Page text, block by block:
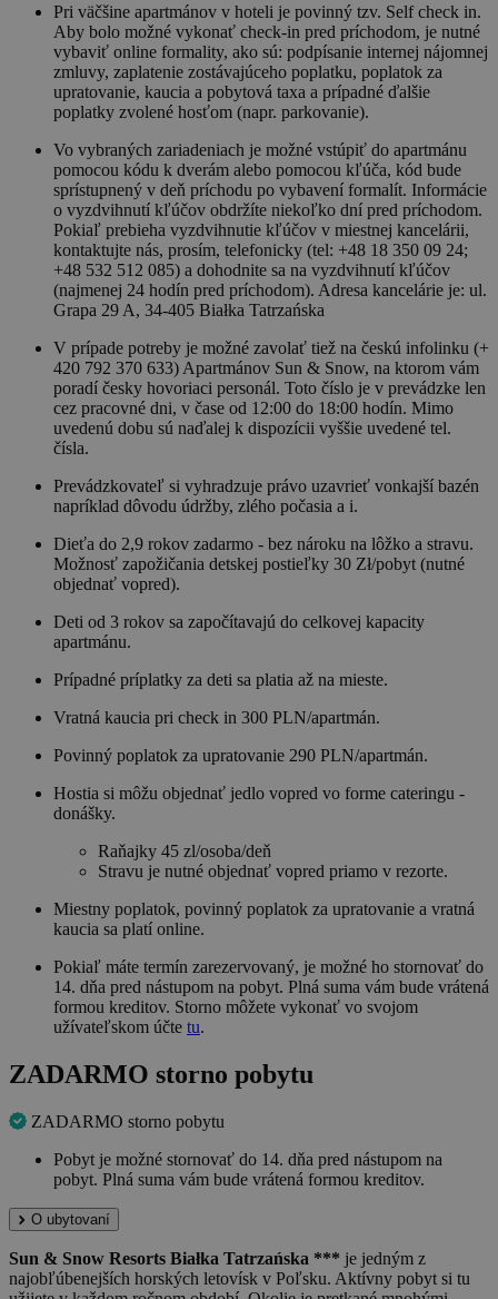
Pri väčšine apartmánov v hoteli je povinný tzv. Self check in.
Aby bolo možné vykonať check-in pred príchodom, je nutné
vybaviť online formality, ako sú: podpísanie internej nájomnej
zmluvy, zaplatenie zostávajúceho poplatku, poplatok za
upratovanie, kaucia a pobytová taxa a prípadné ďalšie
poplatky zvolené hosťom (napr. parkovanie).
Vo vybraných zariadeniach je možné vstúpiť do apartmánu
pomocou kódu k dverám alebo pomocou kľúča, kód bude
sprístupnený v deň príchodu po vybavení formalít. Informácie
o vyzdvihnutí kľúčov obdržíte niekoľko dní pred príchodom.
Pokiaľ prebieha vyzdvihnutie kľúčov v miestnej kancelárii,
kontaktujte nás, prosím, telefonicky (tel: +48 18 350 09 24;
+48 532 512 085) a dohodnite sa na vyzdvihnutí kľúčov
(najmenej 24 hodín pred príchodom). Adresa kancelárie je: ul.
Grapa 29 A, 34-405 Białka Tatrzańska
V prípade potreby je možné zavolať tiež na českú infolinku (+
420 792 370 633) Apartmánov Sun & Snow, na ktorom vám
poradí česky hovoriaci personál. Toto číslo je v prevádzke len
cez pracovné dni, v čase od 12:00 do 18:00 hodín. Mimo
uvedenú dobu sú naďalej k dispozícii vyššie uvedené tel.
čísla.
Prevádzkovateľ si vyhradzuje právo uzavrieť vonkajší bazén
napríklad dôvodu údržby, zlého počasia a i.
Dieťa do 2,9 rokov zadarmo - bez nároku na lôžko a stravu.
Možnosť zapožičania detskej postieľky 30 Zł/pobyt (nutné
objednať vopred).
Deti od 3 rokov sa započítavajú do celkovej kapacity
apartmánu.
Prípadné príplatky za deti sa platia až na mieste.
Vratná kaucia pri check in 300 PLN/apartmán.
Povinný poplatok za upratovanie 290 PLN/apartmán.
Hostia si môžu objednať jedlo vopred vo forme cateringu -
donášky.
Raňajky 45 zl/osoba/deň
Stravu je nutné objednať vopred priamo v rezorte.
Miestny poplatok, povinný poplatok za upratovanie a vratná
kaucia sa platí online.
Pokiaľ máte termín zarezervovaný, je možné ho stornovať do
14. dňa pred nástupom na pobyt. Plná suma vám bude vrátená
formou kreditov. Storno môžete vykonať vo svojom
užívateľskom účte tu.
ZADARMO storno pobytu
ZADARMO storno pobytu
Pobyt je možné stornovať do 14. dňa pred nástupom na
pobyt. Plná suma vám bude vrátená formou kreditov.
O ubytovaní
Sun & Snow Resorts Białka Tatrzańska *** je jedným z
najobľúbenejších horských letovísk v Poľsku. Aktívny pobyt si tu